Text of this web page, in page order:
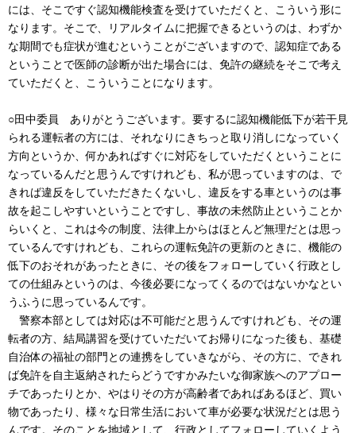
には、そこですぐ認知機能検査を受けていただくと、こういう形に
なります。そこで、リアルタイムに把握できるというのは、わずか
な期間でも症状が進むということがございますので、認知症である
ということで医師の診断が出た場合には、免許の継続をそこで考え
ていただくと、こういうことになります。
○田中委員 ありがとうございます。要するに認知機能低下が若干見
られる運転者の方には、それなりにきちっと取り消しになっていく
方向というか、何かあればすぐに対応をしていただくということに
なっているんだと思うんですけれども、私が思っていますのは、で
きれば違反をしていただきたくないし、違反をする車というのは事
故を起こしやすいということですし、事故の未然防止ということか
らいくと、これは今の制度、法律上からはほとんど無理だとは思っ
ているんですけれども、これらの運転免許の更新のときに、機能の
低下のおそれがあったときに、その後をフォローしていく行政とし
ての仕組みというのは、今後必要になってくるのではないかなとい
うふうに思っているんです。
警察本部としては対応は不可能だと思うんですけれども、その運
転者の方、結局講習を受けていただいてお帰りになった後も、基礎
自治体の福祉の部門との連携をしていきながら、その方に、できれ
ば免許を自主返納されたらどうですかみたいな御家族へのアプロー
チであったりとか、やはりその方が高齢者であればあるほど、買い
物であったり、様々な日常生活において車が必要な状況だとは思う
んです。そのことを地域として、行政としてフォローしていくよう